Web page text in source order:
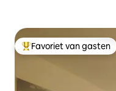
Topfavoriet van gasten
Favoriet van gasten